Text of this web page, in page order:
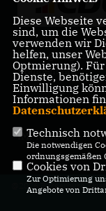
Brandenburg
IMPRESSUM
@2026 Bürgerbüro
Diese Webseite
sind, um die
verwenden wir
helfen, unser
Optmierung).
Dienste,
Einwilligung
Informationen
Technisch
Die notwendigen
ordnungsgemäßen
Cookies von
Zur Optimierung
Angebote von